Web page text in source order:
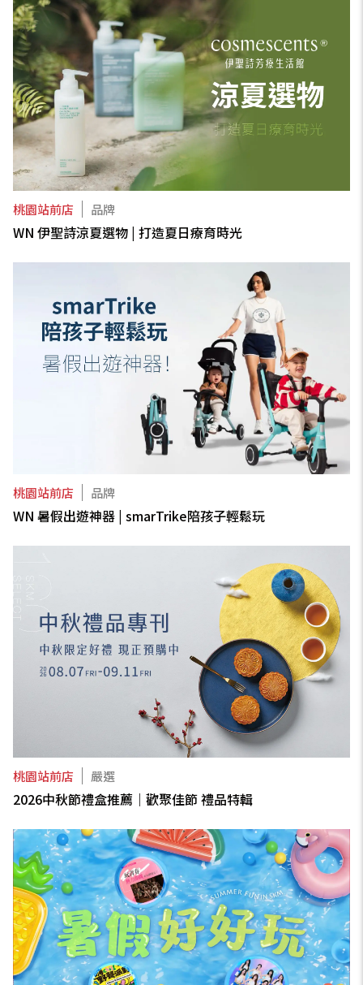
桃園站前店 品牌
WN 伊聖詩涼夏選物 | 打造夏日療育時光
桃園站前店 品牌
WN 暑假出遊神器 | smarTrike陪孩子輕鬆玩
桃園站前店 嚴選
2026中秋節禮盒推薦｜歡聚佳節 禮品特輯